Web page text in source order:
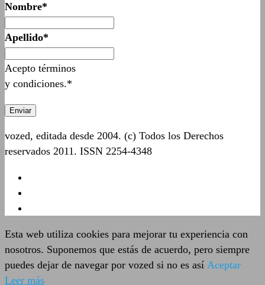
Nombre*
Apellido*
Acepto términos
y condiciones.*
vozed, editada desde 2004. (c) Todos los Derechos
reservados 2011. ISSN 2254-4348
Esta web utiliza cookies para mejorar tu experiencia con
nosotros. Suponemos que estás de acuerdo, pero siempre
puedes dejar de navegar por vozed si no es así Aceptar
Leer más